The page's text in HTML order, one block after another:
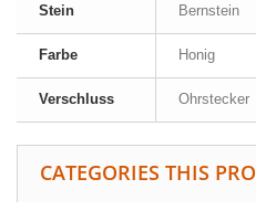
Stein Bernstein
Farbe Honig
Verschluss Ohrstecker
CATEGORIES THIS